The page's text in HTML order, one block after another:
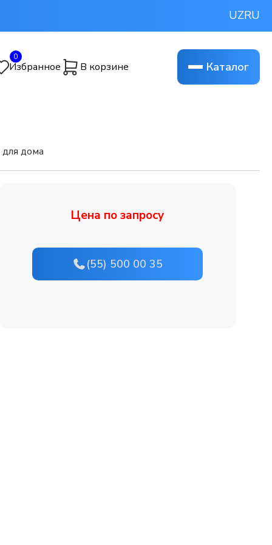
UZRU
Избранное
0
В корзине Каталог
дома
Цена по запросу
(55) 500 00 35